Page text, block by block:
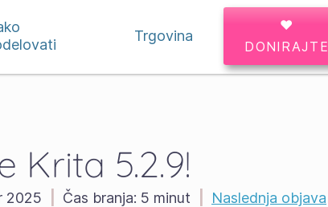
Trgovina
♥
DONIRAJTE
Krita 5.2.9!
2025 Čas branja: 5 minut Naslednja objava